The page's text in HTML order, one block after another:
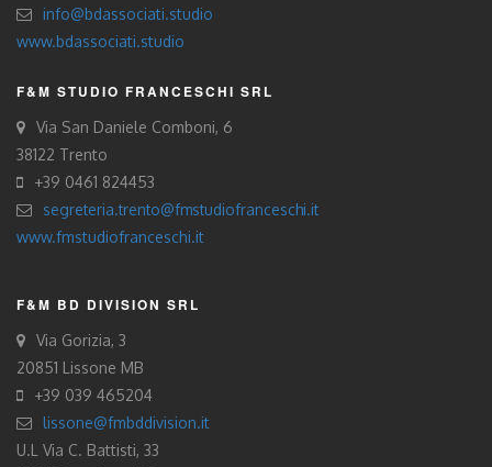
info@bdassociati.studio
www.bdassociati.studio
F&M STUDIO FRANCESCHI SRL
Via San Daniele Comboni, 6
38122 Trento
+39 0461 824453
segreteria.trento@fmstudiofranceschi.it
www.fmstudiofranceschi.it
F&M BD DIVISION SRL
Via Gorizia, 3
20851 Lissone MB
+39 039 465204
lissone@fmbddivision.it
U.L Via C. Battisti, 33